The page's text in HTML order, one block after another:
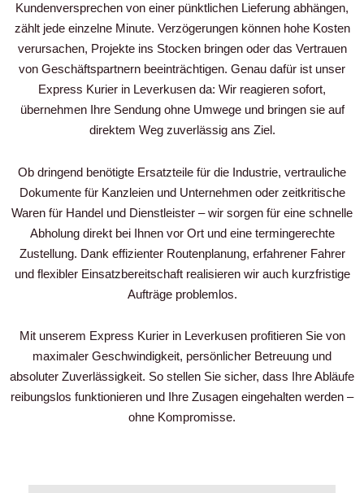
Kundenversprechen von einer pünktlichen Lieferung abhängen,
zählt jede einzelne Minute. Verzögerungen können hohe Kosten
verursachen, Projekte ins Stocken bringen oder das Vertrauen
von Geschäftspartnern beeinträchtigen. Genau dafür ist unser
Express Kurier in Leverkusen da: Wir reagieren sofort,
übernehmen Ihre Sendung ohne Umwege und bringen sie auf
direktem Weg zuverlässig ans Ziel.
Ob dringend benötigte Ersatzteile für die Industrie, vertrauliche
Dokumente für Kanzleien und Unternehmen oder zeitkritische
Waren für Handel und Dienstleister – wir sorgen für eine schnelle
Abholung direkt bei Ihnen vor Ort und eine termingerechte
Zustellung. Dank effizienter Routenplanung, erfahrener Fahrer
und flexibler Einsatzbereitschaft realisieren wir auch kurzfristige
Aufträge problemlos.
Mit unserem Express Kurier in Leverkusen profitieren Sie von
maximaler Geschwindigkeit, persönlicher Betreuung und
absoluter Zuverlässigkeit. So stellen Sie sicher, dass Ihre Abläufe
reibungslos funktionieren und Ihre Zusagen eingehalten werden –
ohne Kompromisse.